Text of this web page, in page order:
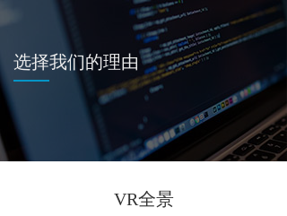
选择我们的理由
VR全景